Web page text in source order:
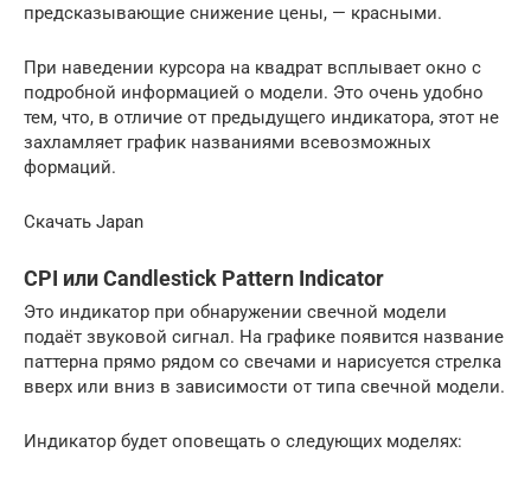
предсказывающие снижение цены, — красными.
При наведении курсора на квадрат всплывает окно с
подробной информацией о модели. Это очень удобно
тем, что, в отличие от предыдущего индикатора, этот не
захламляет график названиями всевозможных
формаций.
Скачать Japan
CPI или Candlestick Pattern Indicator
Это индикатор при обнаружении свечной модели
подаёт звуковой сигнал. На графике появится название
паттерна прямо рядом со свечами и нарисуется стрелка
вверх или вниз в зависимости от типа свечной модели.
Индикатор будет оповещать о следующих моделях: